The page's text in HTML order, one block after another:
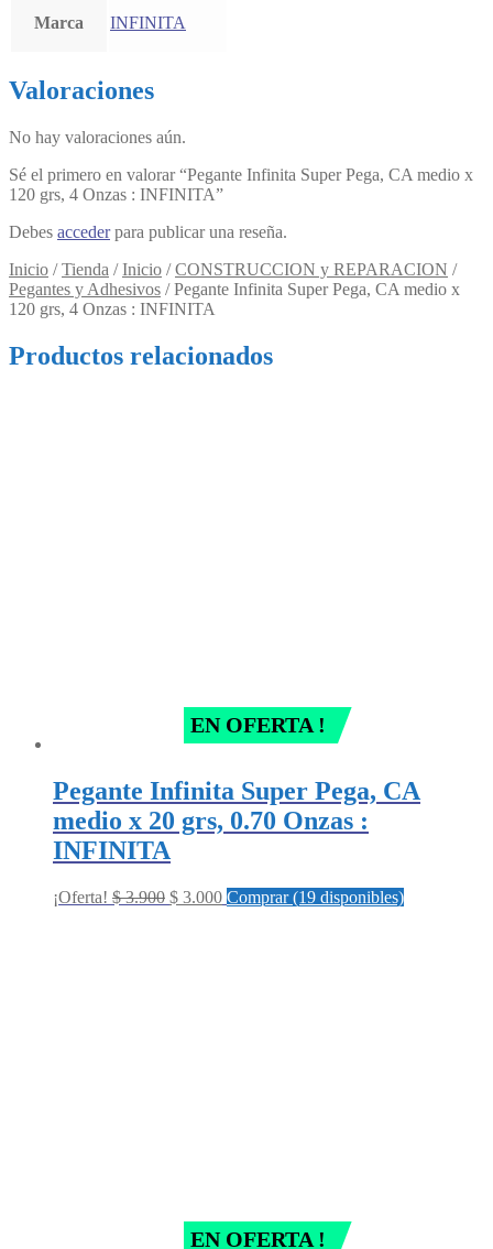
Marca INFINITA
Valoraciones
No hay valoraciones aún.
Sé el primero en valorar “Pegante Infinita Super Pega, CA medio x
120 grs, 4 Onzas : INFINITA”
Debes accederpara publicar una reseña.
Inicio /Tienda /Inicio /CONSTRUCCION y REPARACION /
Pegantes y Adhesivos /Pegante Infinita Super Pega, CA medio x
120 grs, 4 Onzas : INFINITA
Productos relacionados
EN OFERTA !
Pegante Infinita Super Pega, CA
medio x 20 grs, 0.70 Onzas :
INFINITA
¡Oferta! $3.900 Original
$ 3.000Current
Comprar (19 disponibles)
EN OFERTA !